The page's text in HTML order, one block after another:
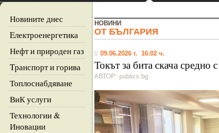
Новините днес
Eлектроенергетика
Нефт и природен газ
Tранспорт и горива
Топлоснабдяване
ВиК услуги
Технологии &
Иновации
НОВИНИ
ОТ БЪЛГАРИЯ
09.06.2026 г. 16:02 ч.
Токът за бита скача средно
АВТОР: publics.bg